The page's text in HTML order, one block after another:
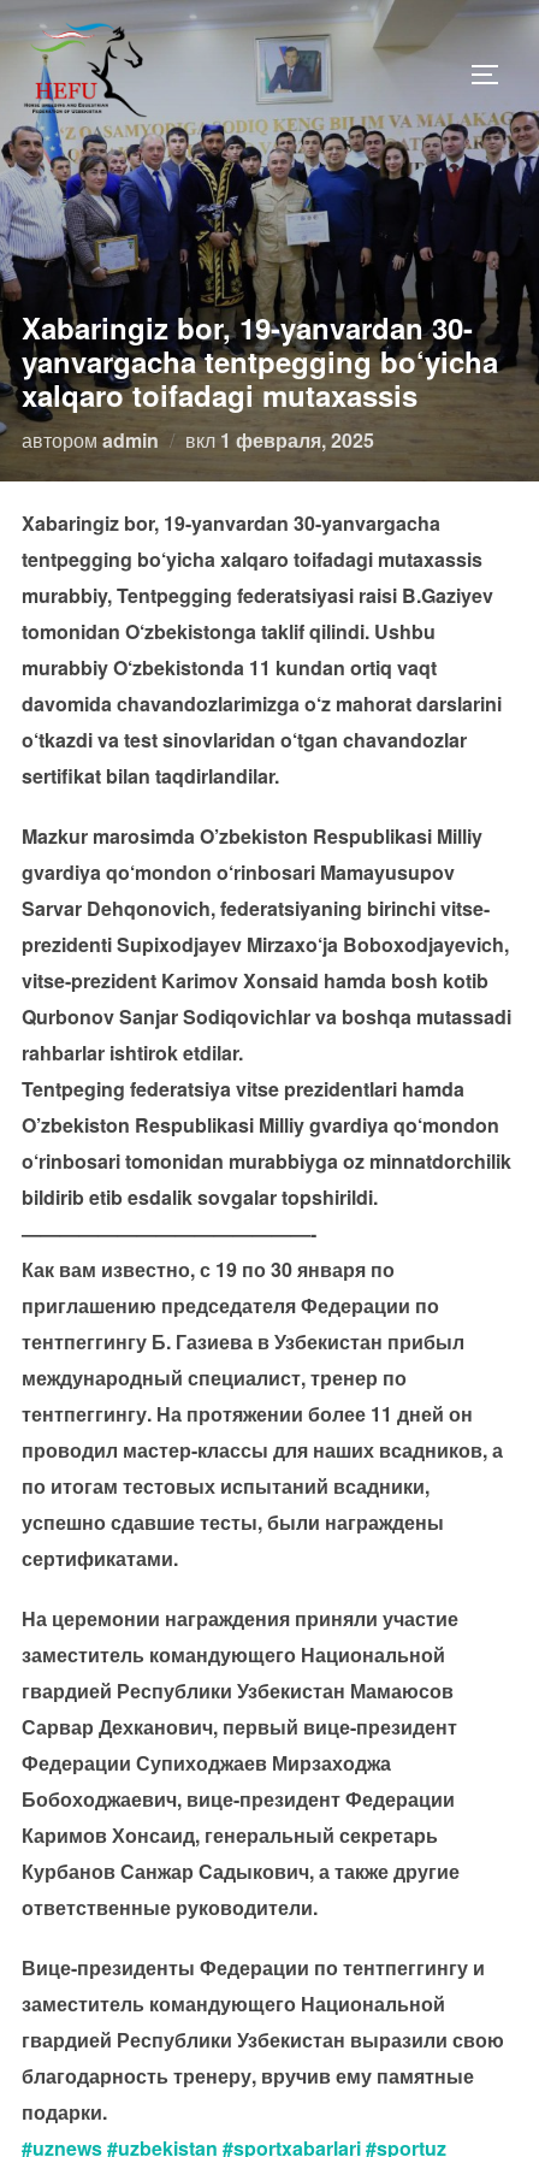
Перейти
содержимому
Xabaringiz bor, 19-yanvardan 30-
yanvargacha tentpegging bo‘yicha
xalqaro toifadagi mutaxassis
автором admin вкл Опубликовано
1 февраля, 2025
Xabaringiz bor, 19-yanvardan 30-yanvargacha
tentpegging bo‘yicha xalqaro toifadagi mutaxassis
murabbiy, Tentpegging federatsiyasi raisi B.Gaziyev
tomonidan O‘zbekistonga taklif qilindi. Ushbu
murabbiy O‘zbekistonda 11 kundan ortiq vaqt
davomida chavandozlarimizga o‘z mahorat darslarini
o‘tkazdi va test sinovlaridan o‘tgan chavandozlar
sertifikat bilan taqdirlandilar.
Mazkur marosimda O’zbekiston Respublikasi Milliy
gvardiya qo‘mondon o‘rinbosari Mamayusupov
Sarvar Dehqonovich, federatsiyaning birinchi vitse-
prezidenti Supixodjayev Mirzaxo‘ja Boboxodjayevich,
vitse-prezident Karimov Xonsaid hamda bosh kotib
Qurbonov Sanjar Sodiqovichlar va boshqa mutassadi
rahbarlar ishtirok etdilar.
Tentpeging federatsiya vitse prezidentlari hamda
O’zbekiston Respublikasi Milliy gvardiya qo‘mondon
o‘rinbosari tomonidan murabbiyga oz minnatdorchilik
bildirib etib esdalik sovgalar topshirildi.
———————————————-
Как вам известно, с 19 по 30 января по
приглашению председателя Федерации по
тентпеггингу Б. Газиева в Узбекистан прибыл
международный специалист, тренер по
тентпеггингу. На протяжении более 11 дней он
проводил мастер-классы для наших всадников, а
по итогам тестовых испытаний всадники,
успешно сдавшие тесты, были награждены
сертификатами.
На церемонии награждения приняли участие
заместитель командующего Национальной
гвардией Республики Узбекистан Мамаюсов
Сарвар Дехканович, первый вице-президент
Федерации Супиходжаев Мирзаходжа
Бобоходжаевич, вице-президент Федерации
Каримов Хонсаид, генеральный секретарь
Курбанов Санжар Садыкович, а также другие
ответственные руководители.
Вице-президенты Федерации по тентпеггингу и
заместитель командующего Национальной
гвардией Республики Узбекистан выразили свою
благодарность тренеру, вручив ему памятные
подарки.
#uznews#uzbekistan #sportxabarlari#sportuz